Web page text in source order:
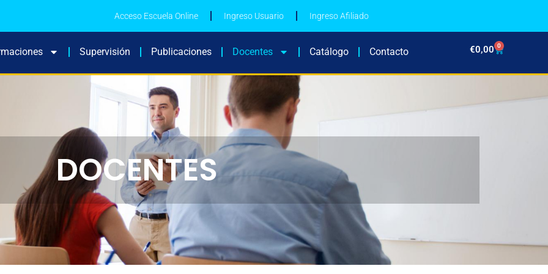
Acceso Escuela Online Ingreso Usuario Ingreso Afiliado
Supervisión Publicaciones Docentes Catálogo Contacto €0,00 0
DOCENTES